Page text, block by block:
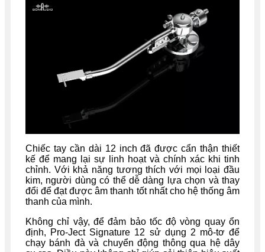
Chiếc tay cần dài 12 inch đã được cẩn thận thiết
kế để mang lại sự linh hoạt và chính xác khi tinh
chỉnh. Với khả năng tương thích với mọi loại đầu
kim, người dùng có thể dễ dàng lựa chọn và thay
đổi để đạt được âm thanh tốt nhất cho hệ thống âm
thanh của mình.
Không chỉ vậy, để đảm bảo tốc độ vòng quay ổn
định, Pro-Ject Signature 12 sử dụng 2 mô-tơ để
chạy bánh đà và chuyển động thông qua hệ dây